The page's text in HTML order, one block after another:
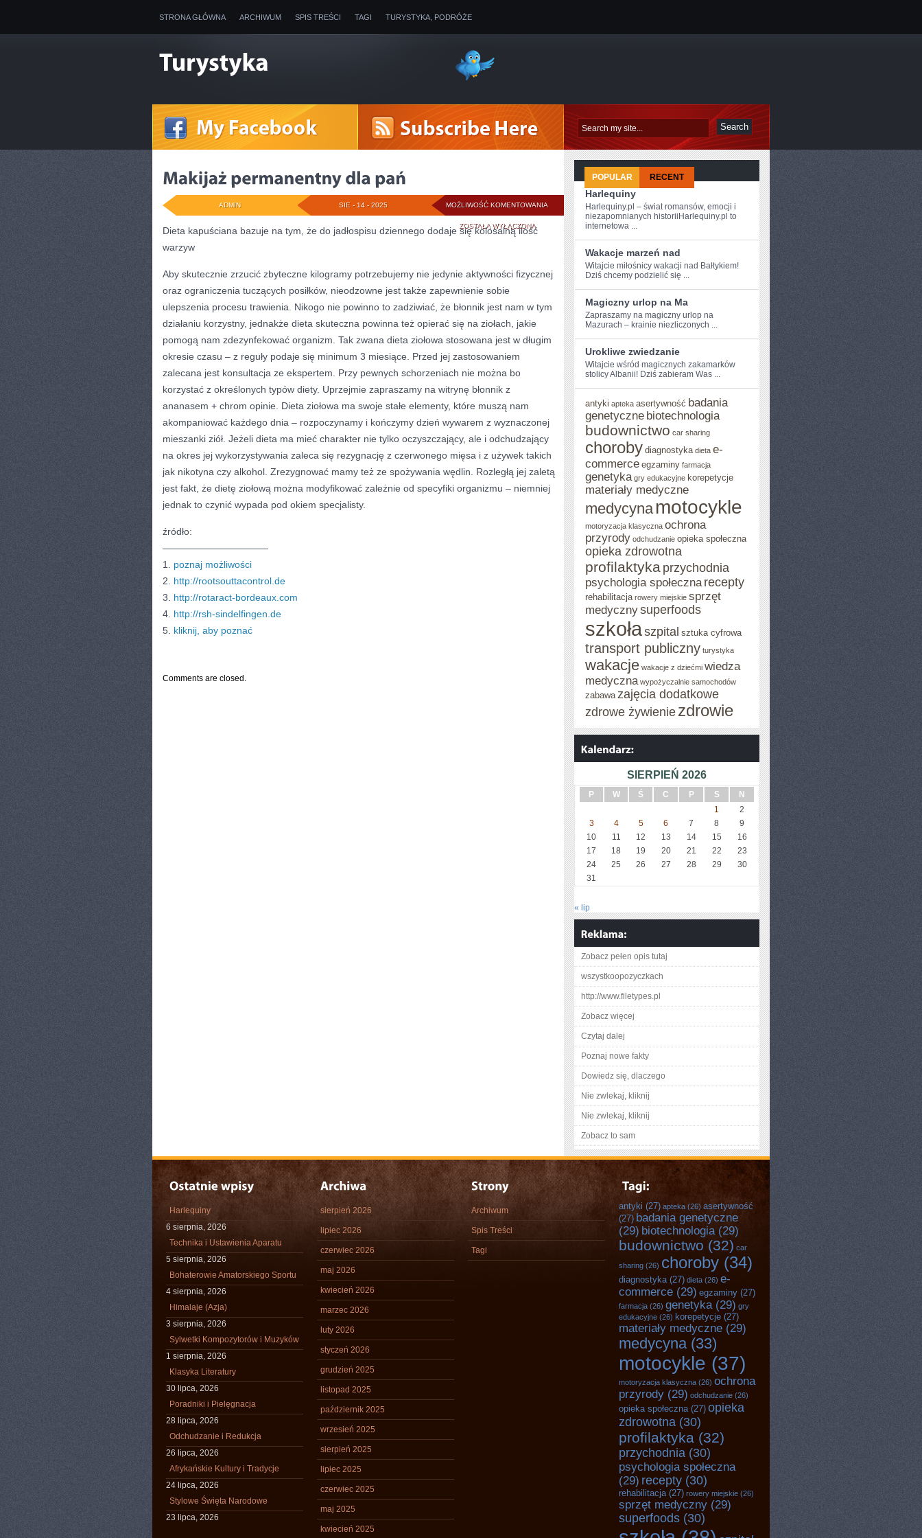
STRONA GŁÓWNA ARCHIWUM SPIS TREŚCI TAGI TURYSTYKA, PODRÓŻE
MOŻLIWOŚĆ KOMENTOWANIA MAKIJAŻ
PERMANENTNY
ZOSTAŁA WYŁĄCZONA
SIE - 14 - 2025
ADMIN
Dieta kapuściana bazuje na tym, że do jadłospisu dziennego dodaje się kolosalną ilość
warzyw
Aby skutecznie zrzucić zbyteczne kilogramy potrzebujemy nie jedynie aktywności fizycznej
oraz ograniczenia tuczących posiłków, nieodzowne jest także zapewnienie sobie
ulepszenia procesu trawienia. Nikogo nie powinno to zadziwiać, że błonnik jest nam w tym
działaniu korzystny, jednakże dieta skuteczna powinna też opierać się na ziołach, jakie
pomogą nam zdezynfekować organizm. Tak zwana dieta ziołowa stosowana jest w długim
okresie czasu – z reguły podaje się minimum 3 miesiące. Przed jej zastosowaniem
zalecana jest konsultacja ze ekspertem. Przy pewnych schorzeniach nie można bo
korzystać z określonych typów diety. Uprzejmie zapraszamy na witrynę błonnik z
ananasem + chrom opinie. Dieta ziołowa ma swoje stałe elementy, które muszą nam
akompaniować każdego dnia – rozpoczynamy i kończymy dzień wywarem z wyznaczonej
mieszanki ziół. Jeżeli dieta ma mieć charakter nie tylko oczyszczający, ale i odchudzający
na okres jej wykorzystywania zaleca się rezygnację z czerwonego mięsa i z używek takich
jak nikotyna czy alkohol. Zrezygnować mamy też ze spożywania wędlin. Rozległą jej zaletą
jest fakt, że dietę ziołową można modyfikować zależnie od specyfiki organizmu – niemniej
jednak to czynić wypada pod okiem specjalisty.
źródło:
———————————
1. poznaj możliwości
2. http://rootsouttacontrol.de
3. http://rotaract-bordeaux.com
4. http://rsh-sindelfingen.de
5. kliknij, aby poznać
Comments are closed.
POPULAR RECENT
Harlequiny
Harlequiny.pl – świat romansów, emocji i
niezapomnianych historiiHarlequiny.pl to
internetowa ...
Wakacje marzeń nad
Witajcie ⁣miłośnicy wakacji nad Bałtykiem!
Dziś chcemy podzielić się ...
Magiczny urlop na Ma
Zapraszamy na magiczny⁣ urlop na
Mazurach –⁤ krainie⁣ niezliczonych ...
Urokliwe zwiedzanie
Witajcie wśród magicznych zakamarków
stolicy‌ Albanii! Dziś ​zabieram Was ...
antyki apteka asertywność badania
genetyczne biotechnologia
budownictwo car sharing
choroby diagnostyka dieta e-
commerce egzaminy farmacja
genetyka gry edukacyjne korepetycje
materiały medyczne
medycyna motocykle
motoryzacja klasyczna ochrona
przyrody odchudzanie opieka społeczna
opieka zdrowotna
profilaktyka przychodnia
psychologia społeczna recepty
rehabilitacja rowery miejskie sprzęt
medycznysuperfoods
szkołaszpital sztuka cyfrowa
transport publiczny turystyka
wakacje wakacje z dziećmi wiedza
medyczna wypożyczalnie samochodów
zabawa zajęcia dodatkowe
zdrowe żywienie zdrowie
SIERPIEŃ 2026
P W Ś C P S
N
1
2
3
4 5 6 7 8
9
10
11 12 13 14 15
16
17
18 19 20 21 22
23
24
25 26 27 28 29
30
31
« lip
Zobacz pełen opis tutaj
wszystkoopozyczkach
http://www.filetypes.pl
Zobacz więcej
Czytaj dalej
Poznaj nowe fakty
Dowiedz się, dlaczego
Nie zwlekaj, kliknij
Nie zwlekaj, kliknij
Zobacz to sam
Harlequiny
6 sierpnia, 2026
Technika i Ustawienia Aparatu
5 sierpnia, 2026
Bohaterowie Amatorskiego Sportu
4 sierpnia, 2026
Himalaje (Azja)
3 sierpnia, 2026
Sylwetki Kompozytorów i Muzyków
1 sierpnia, 2026
Klasyka Literatury
30 lipca, 2026
Poradniki i Pielęgnacja
28 lipca, 2026
Odchudzanie i Redukcja
26 lipca, 2026
Afrykańskie Kultury i Tradycje
24 lipca, 2026
Stylowe Święta Narodowe
23 lipca, 2026
sierpień 2026
lipiec 2026
czerwiec 2026
maj 2026
kwiecień 2026
marzec 2026
luty 2026
styczeń 2026
grudzień 2025
listopad 2025
październik 2025
wrzesień 2025
sierpień 2025
lipiec 2025
czerwiec 2025
maj 2025
kwiecień 2025
Archiwum
Spis Treści
Tagi
antyki (27) apteka (26) asertywność
(27) badania genetyczne
(29) biotechnologia (29)
budownictwo (32) car
sharing (26) choroby (34)
diagnostyka(27) dieta (26) e-
commerce (29) egzaminy (27)
farmacja (26) genetyka (29) gry
edukacyjne (26) korepetycje (27)
materiały medyczne (29)
medycyna(33)
motocykle (37)
motoryzacja klasyczna (26) ochrona
przyrody (29) odchudzanie (26)
opieka społeczna(27) opieka
zdrowotna (30)
profilaktyka (32)
przychodnia (30)
psychologia społeczna
(29) recepty (30)
rehabilitacja(27) rowery miejskie (26)
sprzęt medyczny (29)
superfoods (30)